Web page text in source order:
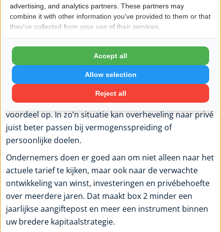
de bv. Maar als er geen directe noodzaak is en uw bv
goede rendementskansen heeft, kan uitstel fiscaal en
economisch aantrekkelijker zijn.
Daar zit meteen een nuance. Uitstellen is niet
automatisch beter. Geld in de bv laten heeft alleen
meerwaarde als dat kapitaal daar productief of
beschermend werkt. Een grote kaspositie zonder
duidelijke bestemming levert niet vanzelf strategisch
voordeel op. In zo’n situatie kan overheveling naar privé
juist beter passen bij vermogensspreiding of
persoonlijke doelen.
Ondernemers doen er goed aan om niet alleen naar het
actuele tarief te kijken, maar ook naar de verwachte
ontwikkeling van winst, investeringen en privébehoefte
over meerdere jaren. Dat maakt box 2 minder een
jaarlijkse aangiftepost en meer een instrument binnen
uw bredere kapitaalstrategie.
advertising, and analytics partners. These partners may
combine it with other information you've provided to them or that
they've collected from your use of their services.
Reject all
Allow selection
Accept all